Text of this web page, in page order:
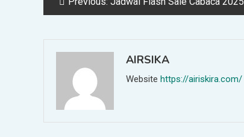
AIRSIKA
Website https://airiskira.com/